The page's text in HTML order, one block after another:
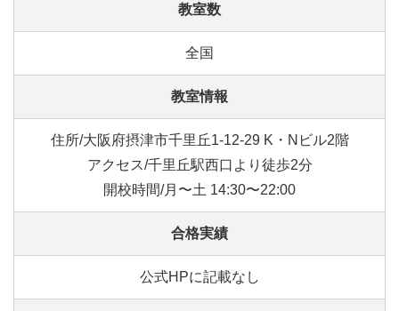
教室数
全国
教室情報
住所/大阪府摂津市千里丘1-12-29 K・Nビル2階
アクセス/千里丘駅西口より徒歩2分
開校時間/月〜土 14:30〜22:00
合格実績
公式HPに記載なし